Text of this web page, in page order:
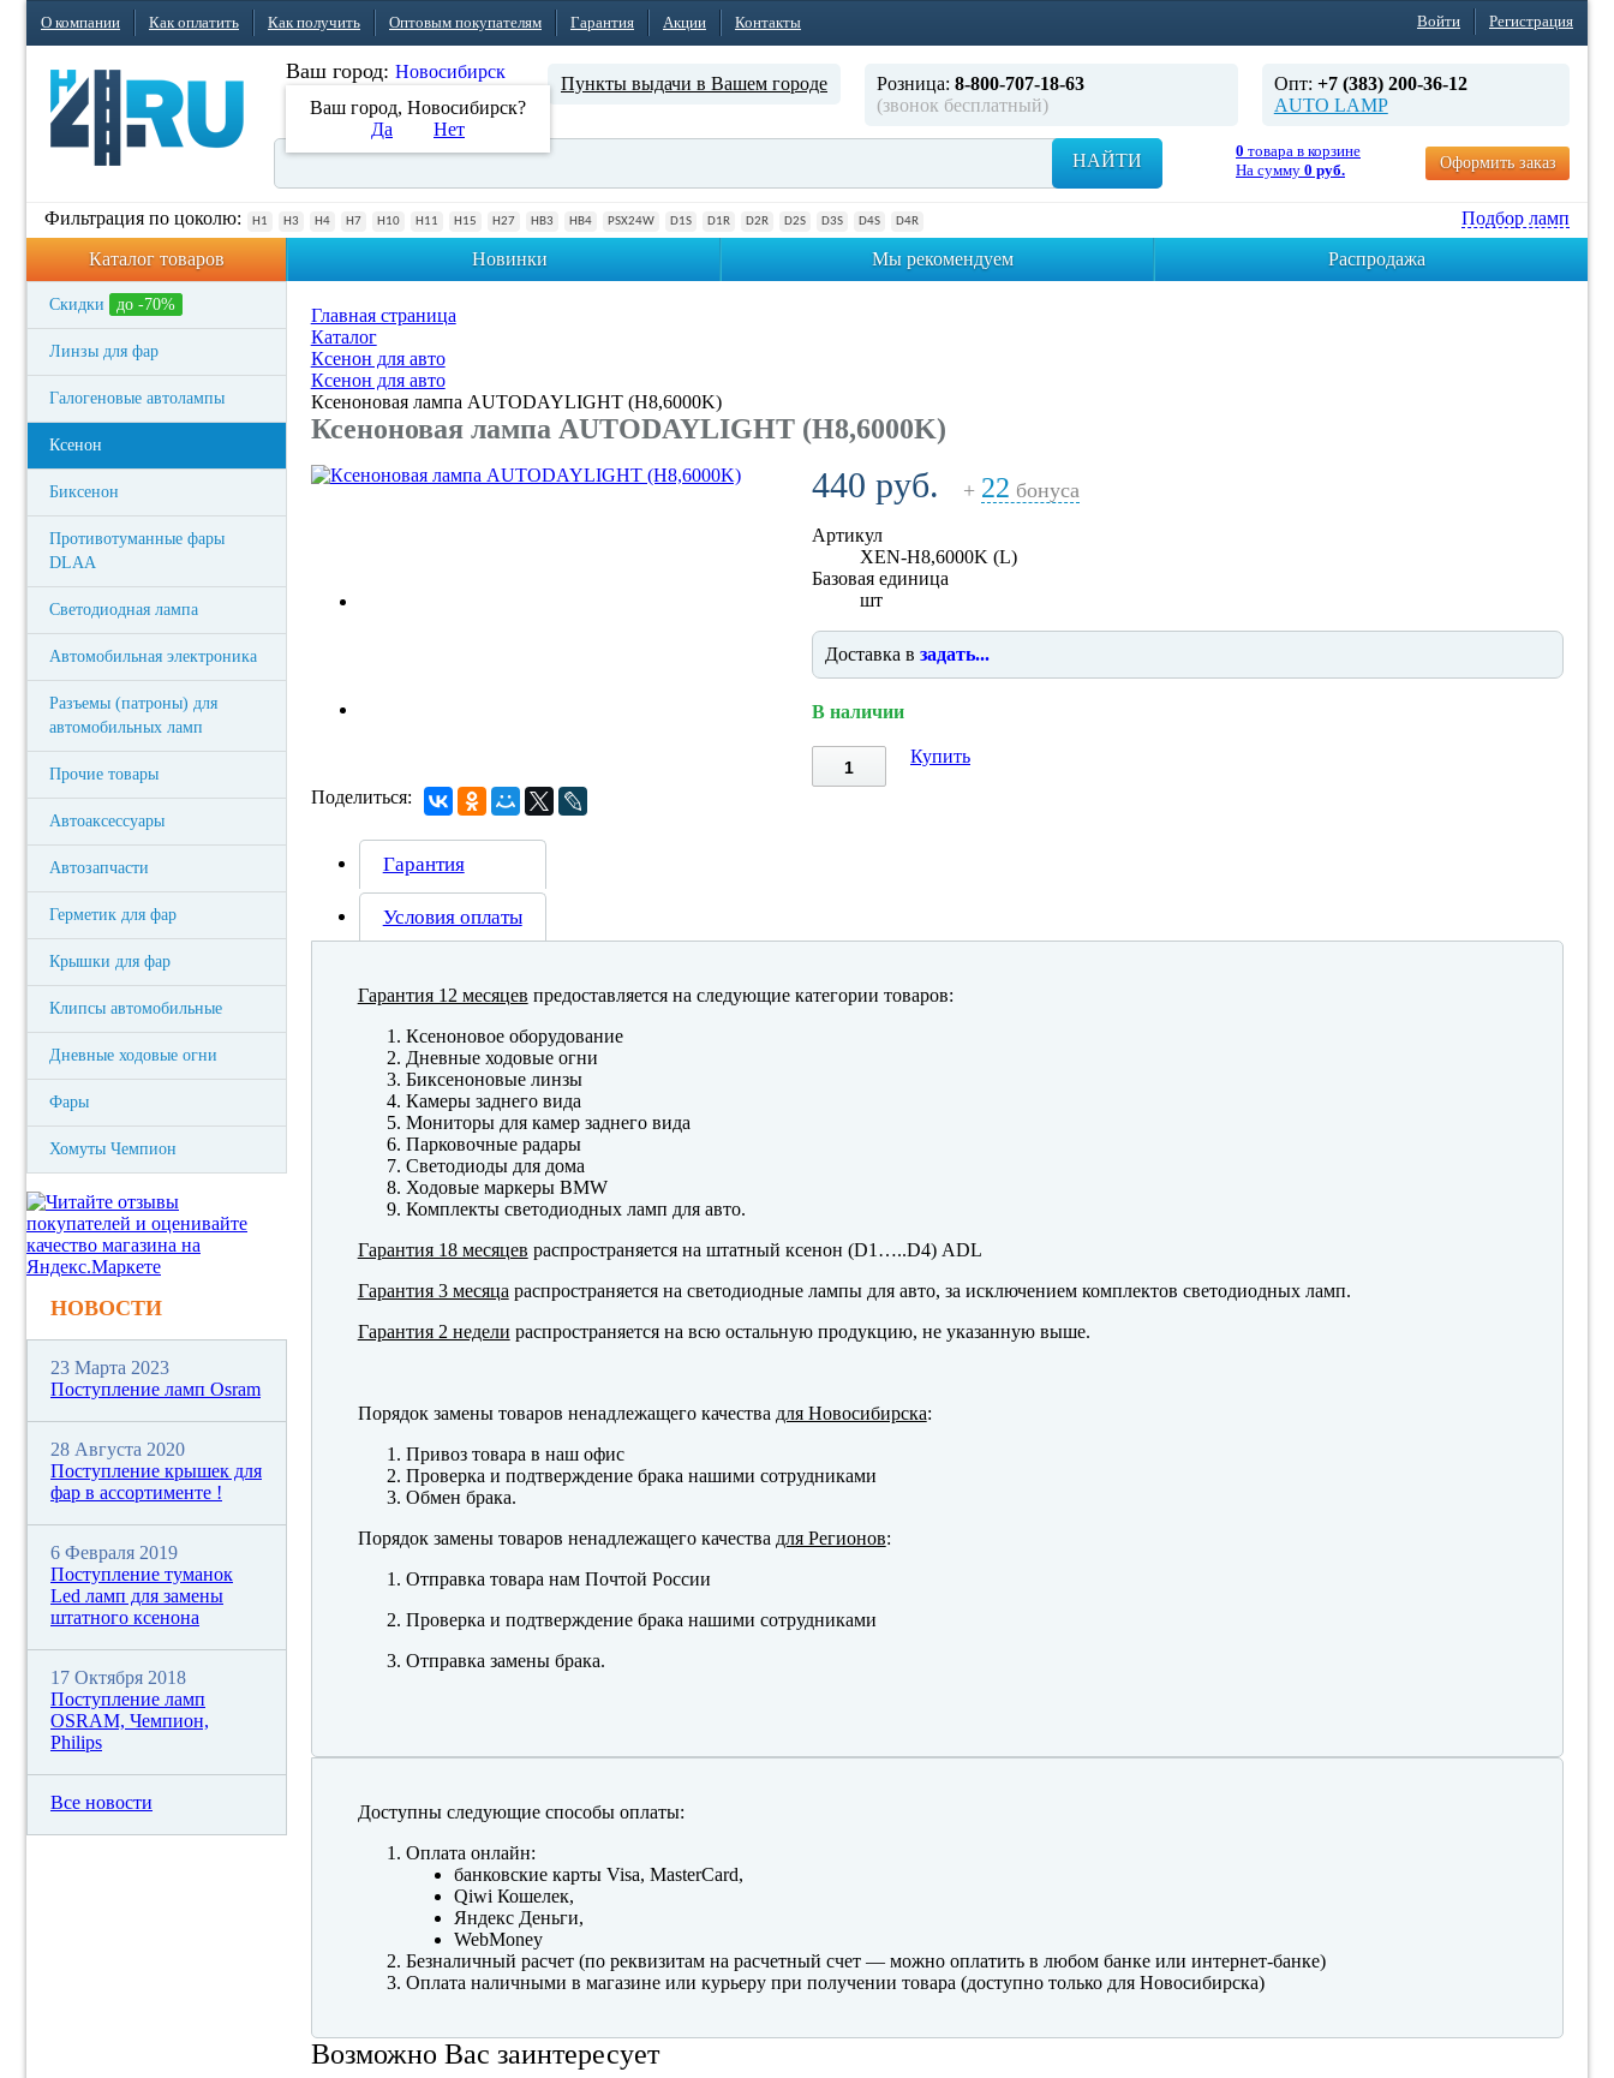
О компании Как оплатить Как получить Оптовым покупателям Гарантия Акции Контакты Войти Регистрация
Ваш город: Новосибирск
Ваш город, Новосибирск?
Да
Нет
Пункты выдачи в Вашем городе Розница: 8-800-707-18-63
(звонок бесплатный)
Опт: +7 (383) 200-36-12
AUTO LAMP
НАЙТИ 0 товара в корзине
На сумму 0 руб. Оформить заказ
Фильтрация по цоколю: H1 H3 H4 H7 H10 H11 H15 H27 HB3 HB4 PSX24W D1S D1R D2R D2S D3S D4S D4R
Подбор ламп
Каталог товаров
Новинки Мы рекомендуем Распродажа
Скидки до -70%
Линзы для фар
Галогеновые автолампы
Ксенон
Биксенон
Противотуманные фары
DLAA
Светодиодная лампа
Автомобильная электроника
Разъемы (патроны) для
автомобильных ламп
Прочие товары
Автоаксессуары
Автозапчасти
Герметик для фар
Крышки для фар
Клипсы автомобильные
Дневные ходовые огни
Фары
Хомуты Чемпион
Главная страница
Каталог
Ксенон для авто
Ксенон для авто
Ксеноновая лампа AUTODAYLIGHT (H8,6000K)
Ксеноновая лампа AUTODAYLIGHT (H8,6000K)
440 руб. + 22 бонуса
Артикул
XEN-H8,6000K (L)
Базовая единица
шт
Доставка в задать...
В наличии
Купить
Поделиться:
Гарантия
Условия оплаты
Гарантия 12 месяцев предоставляется на следующие категории товаров:
Ксеноновое оборудование
Дневные ходовые огни
Биксеноновые линзы
Камеры заднего вида
Мониторы для камер заднего вида
Парковочные радары
Светодиоды для дома
Ходовые маркеры BMW
Комплекты светодиодных ламп для авто.
Гарантия 18 месяцев распространяется на штатный ксенон (D1…..D4) ADL
Гарантия 3 месяца распространяется на светодиодные лампы для авто, за исключением комплектов светодиодных ламп.
Гарантия 2 недели распространяется на всю остальную продукцию, не указанную выше.
Порядок замены товаров ненадлежащего качества для Новосибирска:
Привоз товара в наш офис
Проверка и подтверждение брака нашими сотрудниками
Обмен брака.
Порядок замены товаров ненадлежащего качества для Регионов:
Отправка товара нам Почтой России
Проверка и подтверждение брака нашими сотрудниками
Отправка замены брака.
Доступны следующие способы оплаты:
Оплата онлайн:
банковские карты Visa, MasterCard,
Qiwi Кошелек,
Яндекс Деньги,
WebMoney
Безналичный расчет (по реквизитам на расчетный счет — можно оплатить в любом банке или интернет-банке)
Оплата наличными в магазине или курьеру при получении товара (доступно только для Новосибирска)
Возможно Вас заинтересует
НОВОСТИ
23 Марта 2023
Поступление ламп Osram
28 Августа 2020
Поступление крышек для
фар в ассортименте !
6 Февраля 2019
Поступление туманок
Led ламп для замены
штатного ксенона
17 Октября 2018
Поступление ламп
OSRAM, Чемпион,
Philips
Все новости